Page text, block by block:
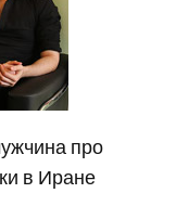
про
в Иране